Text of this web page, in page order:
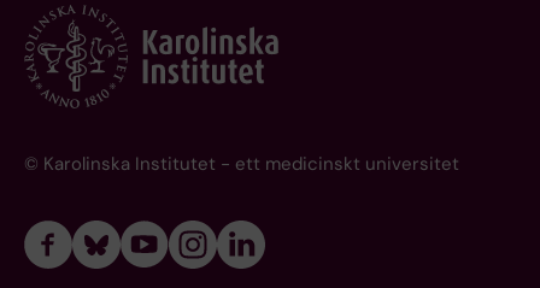
© Karolinska Institutet - ett medicinskt universitet